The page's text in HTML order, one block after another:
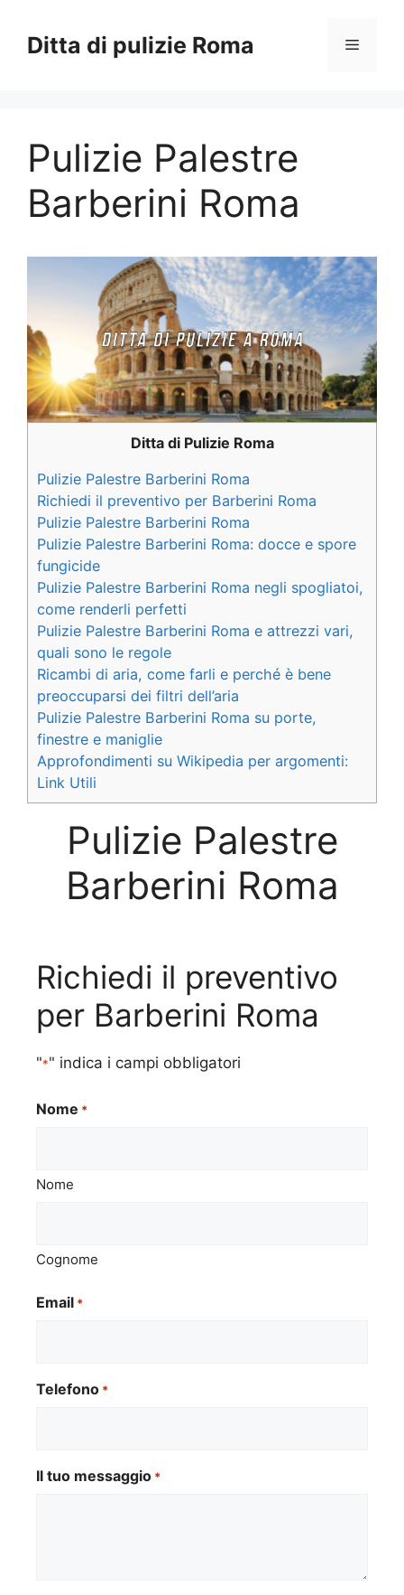
contenuto
Ditta di pulizie Roma Menu
Pulizie Palestre
Barberini Roma
Ditta di Pulizie Roma
Pulizie Palestre Barberini Roma
Richiedi il preventivo per Barberini Roma
Pulizie Palestre Barberini Roma
Pulizie Palestre Barberini Roma: docce e spore
fungicide
Pulizie Palestre Barberini Roma negli spogliatoi,
come renderli perfetti
Pulizie Palestre Barberini Roma e attrezzi vari,
quali sono le regole
Ricambi di aria, come farli e perché è bene
preoccuparsi dei filtri dell’aria
Pulizie Palestre Barberini Roma su porte,
finestre e maniglie
Approfondimenti su Wikipedia per argomenti:
Link Utili
Pulizie Palestre
Barberini Roma
Richiedi il preventivo
per Barberini Roma
"*" indica i campi obbligatori
Nome *
Nome
Cognome
Email *
Telefono *
Il tuo messaggio *